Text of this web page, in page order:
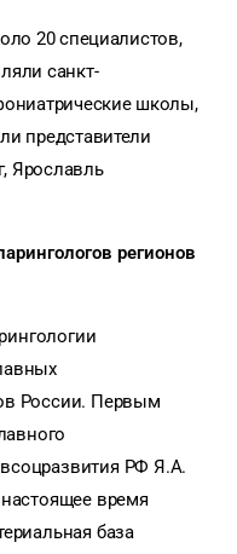
20 специалистов,
санкт-
школы,
представители
Ярославль
регионов
России. Первым
РФ Я.А.
время
база